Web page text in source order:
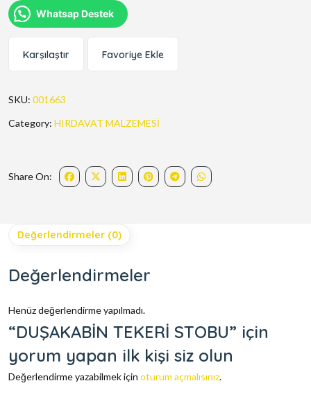
Whatsap Destek
Karşılaştır Favoriye Ekle
SKU: 001663
Category: HIRDAVAT MALZEMESİ
Share On:
Değerlendirmeler (0)
Değerlendirmeler
Henüz değerlendirme yapılmadı.
“DUŞAKABİN TEKERİ STOBU” için
yorum yapan ilk kişi siz olun
Değerlendirme yazabilmek için oturum açmalısınız.